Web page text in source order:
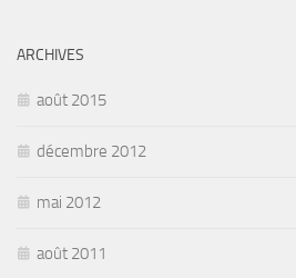
ARCHIVES
août 2015
décembre 2012
mai 2012
août 2011